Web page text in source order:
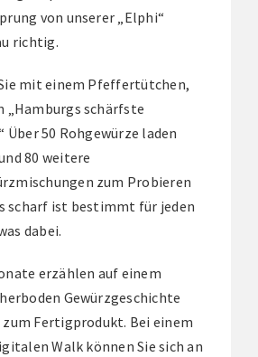
von unserer „Elphi“
richtig.
mit einem Pfeffertütchen,
„Hamburgs schärfste
50 Rohgewürze laden
80 weitere
zum Probieren
scharf ist bestimmt für jeden
dabei.
erzählen auf einem
Gewürzgeschichte
zum Fertigprodukt. Bei einem
Walk können Sie sich an